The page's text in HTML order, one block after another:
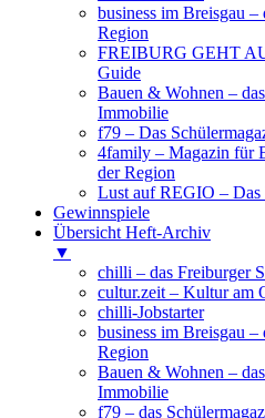
business im Breisgau
Region
FREIBURG GEHT
Guide
Bauen & Wohnen –
Immobilie
f79 – Das
4family – Magazin für
der Region
Lust auf REGIO – Das
Gewinnspiele
Übersicht Heft-Archiv
▼
chilli – das Freiburger
cultur.zeit – Kultur am
chilli-Jobstarter
business im Breisgau
Region
Bauen & Wohnen –
Immobilie
f79 – das